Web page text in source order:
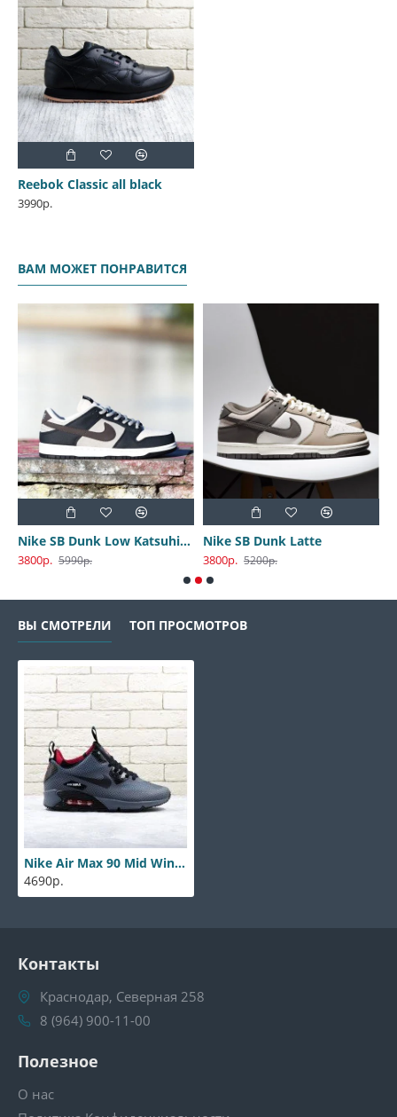
Reebok Classic all black
3990р.
ВАМ МОЖЕТ ПОНРАВИТСЯ
Nike SB Dunk Low Katsuhiro Otomo
3800р. 5990р.
Nike SB Dunk Latte
3800р. 5200р.
ВЫ СМОТРЕЛИ ТОП ПРОСМОТРОВ
Nike Air Max 90 Mid Winter Red Grey
4690р.
Контакты
Краснодар, Северная 258
8 (964) 900-11-00
Полезное
О нас